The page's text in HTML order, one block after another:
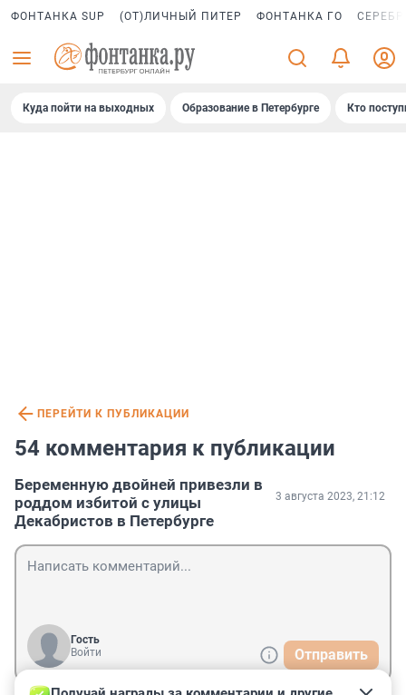
ФОНТАНКА SUP (ОТ)ЛИЧНЫЙ ПИТЕР ФОНТАНКА ГО
Куда пойти на выходных Образование в Петербурге Кто
ПЕРЕЙТИ К ПУБЛИКАЦИИ
54 комментария к публикации
Беременную двойней привезли в
роддом избитой с улицы
Декабристов в Петербурге
3 августа 2023, 21:12
Гость
Войти
Отправить